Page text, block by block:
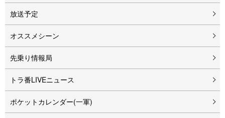
放送予定
オススメシーン
先乗り情報局
トラ番LIVEニュース
ポケットカレンダー(一軍)